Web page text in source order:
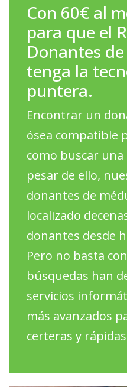
Con 60€ al
para que el
Donantes
tenga la
puntera.
Encontrar un
ósea compatible
como buscar
pesar de ello,
donantes de
localizado
donantes desde
Pero no basta
búsquedas han
servicios
más avanzados
certeras y